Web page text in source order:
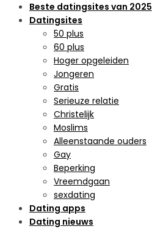
Beste datingsites van 2025
Datingsites
50 plus
60 plus
Hoger opgeleiden
Jongeren
Gratis
Serieuze relatie
Christelijk
Moslims
Alleenstaande ouders
Gay
Beperking
Vreemdgaan
sexdating
Dating apps
Dating nieuws